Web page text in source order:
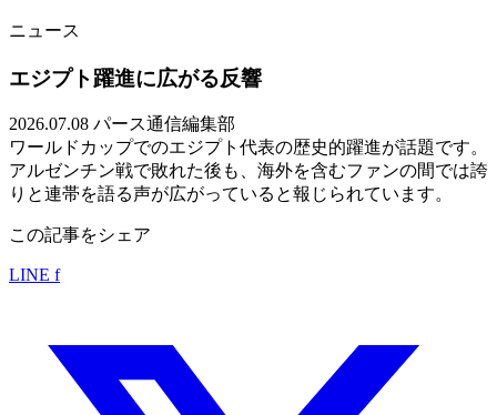
ニュース
エジプト躍進に広がる反響
2026.07.08 パース通信編集部
ワールドカップでのエジプト代表の歴史的躍進が話題です。
アルゼンチン戦で敗れた後も、海外を含むファンの間では誇
りと連帯を語る声が広がっていると報じられています。
この記事をシェア
LINE f